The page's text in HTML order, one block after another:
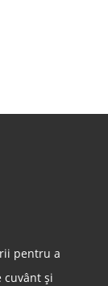
pentru a
cuvânt și